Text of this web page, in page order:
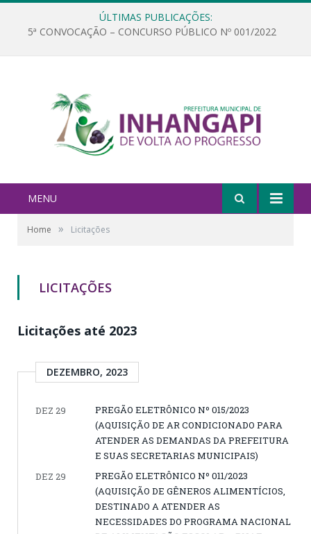
ÚLTIMAS PUBLICAÇÕES:
5ª CONVOCAÇÃO – CONCURSO PÚBLICO Nº 001/2022
MENU
Home » Licitações
LICITAÇÕES
Licitações até 2023
DEZEMBRO, 2023
DEZ 29
PREGÃO ELETRÔNICO Nº 015/2023
(AQUISIÇÃO DE AR CONDICIONADO PARA
ATENDER AS DEMANDAS DA PREFEITURA
E SUAS SECRETARIAS MUNICIPAIS)
DEZ 29
PREGÃO ELETRÔNICO Nº 011/2023
(AQUISIÇÃO DE GÊNEROS ALIMENTÍCIOS,
DESTINADO A ATENDER AS
NECESSIDADES DO PROGRAMA NACIONAL